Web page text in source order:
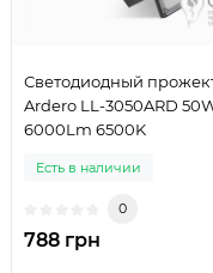
Светодиодный
Ardero LL-3050ARD
6000Lm 6500K
Есть в наличии
0
788 грн